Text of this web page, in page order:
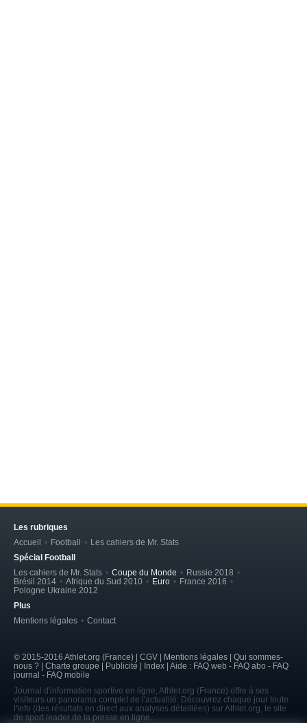
Les rubriques
Accueil
Football
Les cahiers de Mr. Stats
Spécial Football
Les cahiers de Mr. Stats
Coupe du Monde
Russie 2018
Brésil 2014
Afrique du Sud 2010 Euro
France 2016
Pologne Ukraine 2012
Plus
Mentions légales
Contact
© 2015-2016 Athlet.org (France) | CGV | Mentions légales | Qui sommes-
nous ? | Charte groupe | Publicité | Index | Aide : FAQ web - FAQ abo - FAQ
journal - FAQ mobile
Journal d'information sportive en ligne, Athlet.org (France) offre à ses
visiteurs un panorama complet de l'actualité. Découvrez chaque jour toute
l'info (des résultats en direct aux analyses détaillées) sur Athlet.org, le site
de sport leader de la presse en ligne.